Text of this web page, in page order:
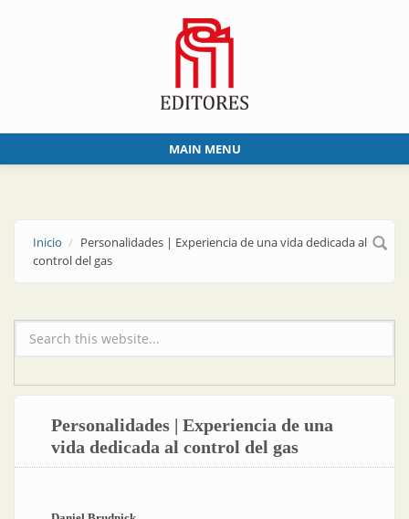
MAIN MENU
Inicio
Personalidades | Experiencia de una vida dedicada al
control del gas
Formulario de búsqueda
Personalidades | Experiencia de una
vida dedicada al control del gas